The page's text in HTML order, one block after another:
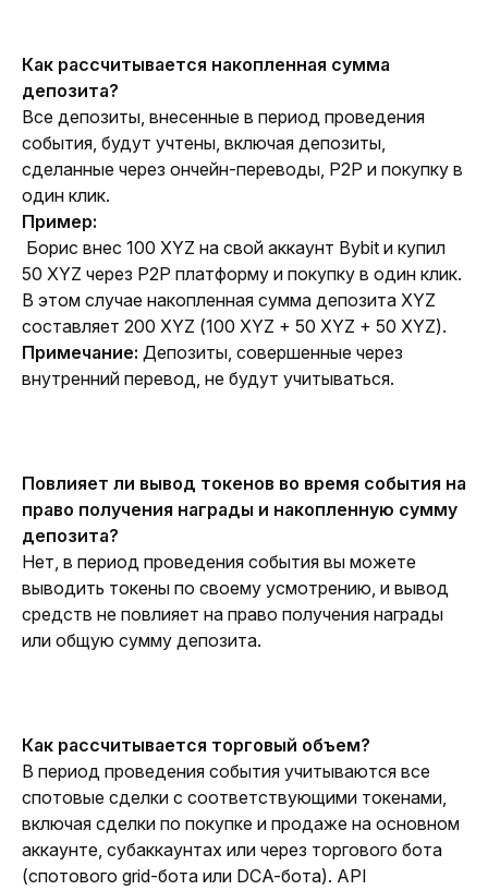
Как рассчитывается накопленная сумма
депозита?
Все депозиты, внесенные в период проведения
события, будут учтены, включая депозиты,
сделанные через ончейн-переводы, P2P и покупку в
один клик.
Пример:
50 XYZ через P2P платформу и покупку в один клик.
В этом случае накопленная сумма депозита XYZ
составляет 200 XYZ (100 XYZ + 50 XYZ + 50 XYZ).
Примечание: Депозиты, совершенные через
внутренний перевод, не будут учитываться.
Повлияет ли вывод токенов во время события на
право получения награды и накопленную сумму
депозита?
Нет, в период проведения события вы можете
выводить токены по своему усмотрению, и вывод
средств не повлияет на право получения награды
или общую сумму депозита.
Как рассчитывается торговый объем?
В период проведения события учитываются все
спотовые сделки с соответствующими токенами,
включая сделки по покупке и продаже на основном
аккаунте, субаккаунтах или через торгового бота
(спотового grid-бота или DCA-бота). API